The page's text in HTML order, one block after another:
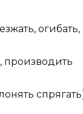
производить